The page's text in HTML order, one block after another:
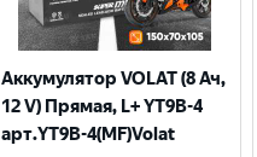
Аккумулятор VOLAT (8 Ач,
12 V) Прямая, L+ YT9B-4
арт.YT9B-4(MF)Volat